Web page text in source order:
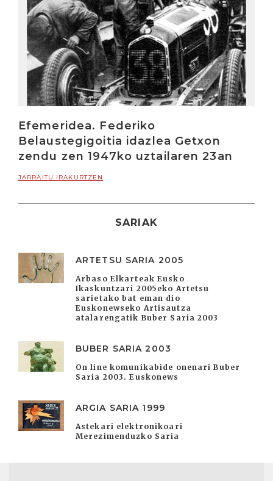
Efemeridea. Federiko
Belaustegigoitia idazlea Getxon
zendu zen 1947ko uztailaren 23an
JARRAITU IRAKURTZEN
SARIAK
ARTETSU SARIA 2005
Arbaso Elkarteak Eusko
Ikaskuntzari 2005eko Artetsu
sarietako bat eman dio
Euskonewseko Artisautza
atalarengatik Buber Saria 2003
BUBER SARIA 2003
On line komunikabide onenari Buber
Saria 2003. Euskonews
ARGIA SARIA 1999
Astekari elektronikoari
Merezimenduzko Saria